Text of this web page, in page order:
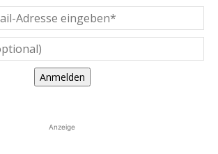
Anmelden
Anzeige